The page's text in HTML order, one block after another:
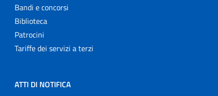
Bandi e concorsi
Biblioteca
Patrocini
Tariffe dei servizi a terzi
ATTI DI NOTIFICA